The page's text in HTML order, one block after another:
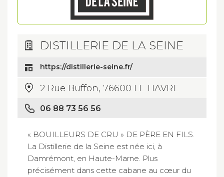
DISTILLERIE DE LA SEINE
https://distillerie-seine.fr/
2 Rue Buffon, 76600 LE HAVRE
06 88 73 56 56
« BOUILLEURS DE CRU » DE PÈRE EN FILS.​
La Distillerie de la Seine est née ici, à
Damrémont, en Haute-Marne. Plus
précisément dans cette cabane au cœur du